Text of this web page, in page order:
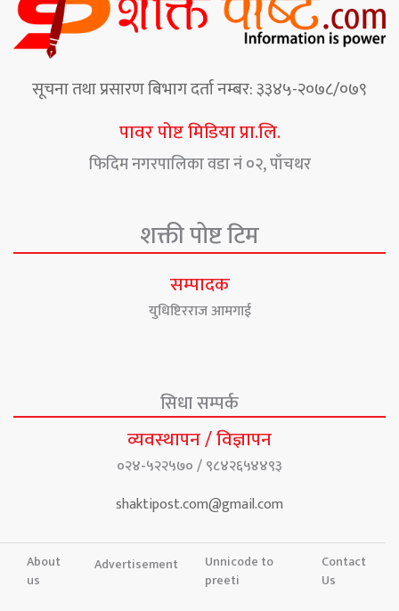
सूचना तथा प्रसारण बिभाग दर्ता नम्बर: ३३४५-२०७८/०७९
पावर पोष्ट मिडिया प्रा.लि.
फिदिम नगरपालिका वडा नं ०२, पाँचथर
शक्ती पोष्ट टिम
सम्पादक
युधिष्टिरराज आमगाई
सिधा सम्पर्क
व्यवस्थापन / विज्ञापन
०२४-५२२५७० / ९८४२६५४४९३
shaktipost.com@gmail.com
About
us
Advertisement
Unnicode to
preeti
Contact
Us